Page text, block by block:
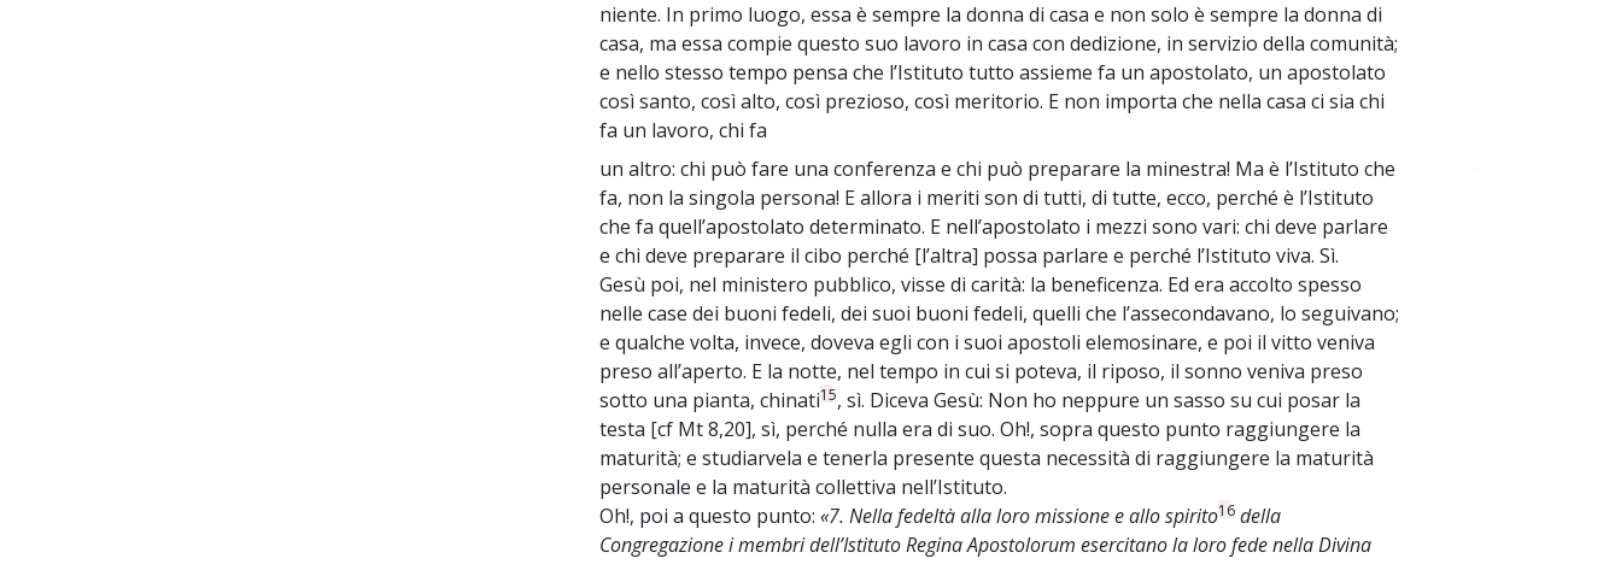
niente. In primo luogo, essa è sempre la donna di casa e non solo è sempre la donna di
casa, ma essa compie questo suo lavoro in casa con dedizione, in servizio della comunità;
e nello stesso tempo pensa che l’Istituto tutto assieme fa un apostolato, un apostolato
così santo, così alto, così prezioso, così meritorio. E non importa che nella casa ci sia chi
fa un lavoro, chi fa
un altro: chi può fare una conferenza e chi può preparare la minestra! Ma è l’Istituto che
fa, non la singola persona! E allora i meriti son di tutti, di tutte, ecco, perché è l’Istituto
che fa quell’apostolato determinato. E nell’apostolato i mezzi sono vari: chi deve parlare
e chi deve preparare il cibo perché [l’altra] possa parlare e perché l’Istituto viva. Sì.
Gesù poi, nel ministero pubblico, visse di carità: la beneficenza. Ed era accolto spesso
nelle case dei buoni fedeli, dei suoi buoni fedeli, quelli che l’assecondavano, lo seguivano;
e qualche volta, invece, doveva egli con i suoi apostoli elemosinare, e poi il vitto veniva
preso all’aperto. E la notte, nel tempo in cui si poteva, il riposo, il sonno veniva preso
sotto una pianta, chinati15, sì. Diceva Gesù: Non ho neppure un sasso su cui posar la
testa [cf Mt 8,20], sì, perché nulla era di suo. Oh!, sopra questo punto raggiungere la
maturità; e studiarvela e tenerla presente questa necessità di raggiungere la maturità
personale e la maturità collettiva nell’Istituto.
Oh!, poi a questo punto: «7. Nella fedeltà alla loro missione e allo spirito16 della
Congregazione i membri dell’Istituto Regina Apostolorum esercitano la loro fede nella Divina